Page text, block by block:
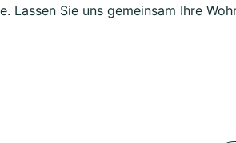
Lassen Sie uns gemeinsam Ihre